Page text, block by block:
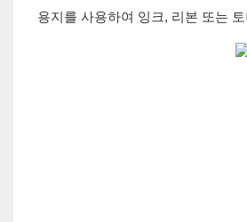
용지를 사용하여 잉크, 리본 또는